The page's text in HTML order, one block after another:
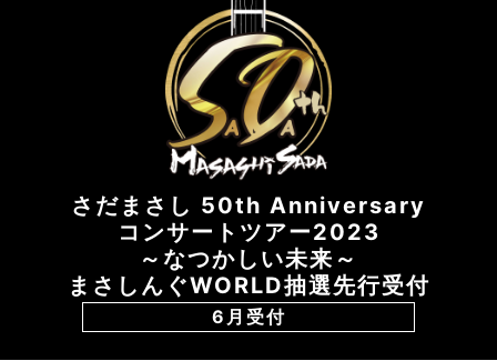
さだまさし 50th Anniversary
コンサートツアー2023
～なつかしい未来～
まさしんぐWORLD抽選先行受付
6月受付